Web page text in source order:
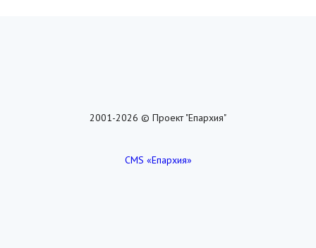
2001-2026 © Проект "Епархия"
CMS «Епархия»